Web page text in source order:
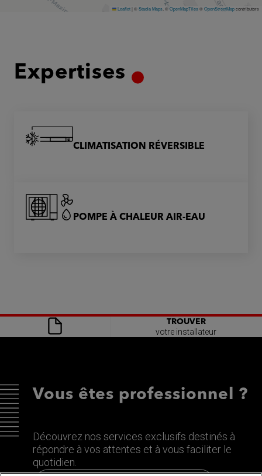
Leaflet| ©Stadia Maps , ©OpenMapTiles©OpenStreetMapcontributors
Expertises
CLIMATISATION RÉVERSIBLE
POMPE À CHALEUR AIR-EAU
TROUVER
votre installateur
Vous êtes professionnel ?
Découvrez nos services exclusifs destinés à
répondre à vos attentes et à vous faciliter le
quotidien.